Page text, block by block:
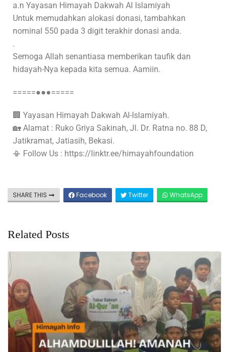
a.n Yayasan Himayah Dakwah Al Islamiyah
Untuk memudahkan alokasi donasi, tambahkan
nominal 550 pada 3 digit terakhir donasi anda.
.
Semoga Allah senantiasa memberikan taufik dan
hidayah-Nya kepada kita semua. Aamiin.
=====●●●=====
🏢 Yayasan Himayah Dakwah Al-Islamiyah.
🏡 Alamat : Ruko Griya Sakinah, Jl. Dr. Ratna no. 88 D,
Jatikramat, Jatiasih, Bekasi.
📳 Follow Us : https://linktr.ee/himayahfoundation
SHARE THIS Facebook Twitter WhatsApp
Related Posts